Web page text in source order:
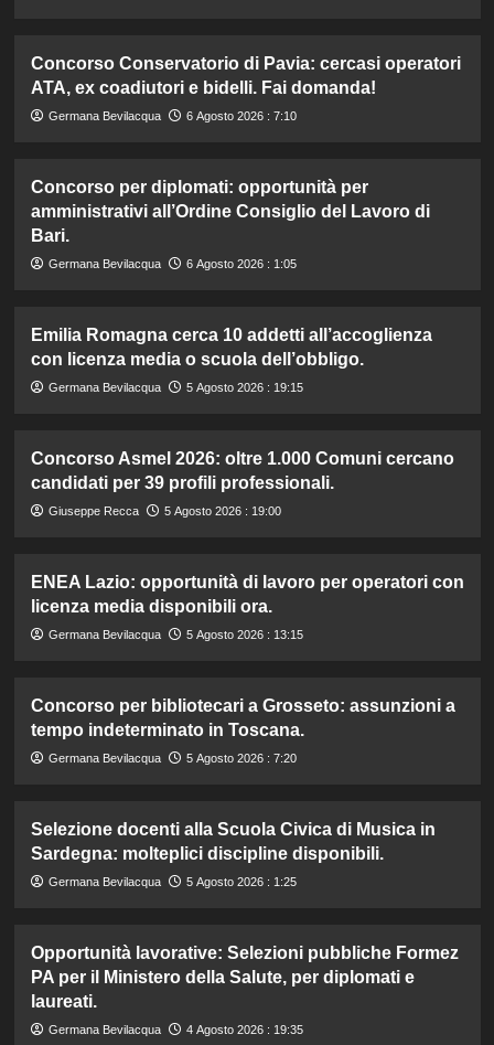
Concorso Conservatorio di Pavia: cercasi operatori
ATA, ex coadiutori e bidelli. Fai domanda!
Germana Bevilacqua 6 Agosto 2026 : 7:10
Concorso per diplomati: opportunità per
amministrativi all’Ordine Consiglio del Lavoro di
Bari.
Germana Bevilacqua 6 Agosto 2026 : 1:05
Emilia Romagna cerca 10 addetti all’accoglienza
con licenza media o scuola dell’obbligo.
Germana Bevilacqua 5 Agosto 2026 : 19:15
Concorso Asmel 2026: oltre 1.000 Comuni cercano
candidati per 39 profili professionali.
Giuseppe Recca 5 Agosto 2026 : 19:00
ENEA Lazio: opportunità di lavoro per operatori con
licenza media disponibili ora.
Germana Bevilacqua 5 Agosto 2026 : 13:15
Concorso per bibliotecari a Grosseto: assunzioni a
tempo indeterminato in Toscana.
Germana Bevilacqua 5 Agosto 2026 : 7:20
Selezione docenti alla Scuola Civica di Musica in
Sardegna: molteplici discipline disponibili.
Germana Bevilacqua 5 Agosto 2026 : 1:25
Opportunità lavorative: Selezioni pubbliche Formez
PA per il Ministero della Salute, per diplomati e
laureati.
Germana Bevilacqua 4 Agosto 2026 : 19:35